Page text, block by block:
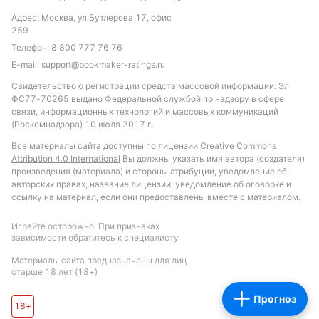
ставок на этот матч.
Михаил Кузнецов
Подписаться
Прогноз
Адрес: Москва, ул.Бутлерова 17, офис
259
Телефон: 8 800 777 76 76
E-mail: support@bookmaker-ratings.ru
Свидетельство о регистрации средств массовой информации: Эл
ФС77-70265 выдано Федеральной службой по надзору в сфере
связи, информационных технологий и массовых коммуникаций
(Роскомнадзора) 10 июля 2017 г.
Все материалы сайта доступны по лицензии Creative Commons
Attribution 4.0 International Вы должны указать имя автора (создателя)
произведения (материала) и стороны атрибуции, уведомление об
авторских правах, название лицензии, уведомление об оговорке и
ссылку на материал, если они предоставлены вместе с материалом.
Играйте осторожно. При признаках
зависимости обратитесь к специалисту
Материалы сайта предназначены для лиц
старше 18 лет (18+)
18+